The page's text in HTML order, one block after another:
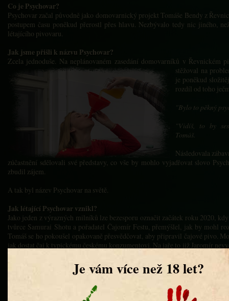
Co je Psychovar?
Psychovar začal původně jako domovarnický projekt Tomáše Bendy z
postupem času poněkud přerostl přes hlavu. Nezbývalo tedy nic jiného,
létajícího pivovaru.
Jak jsme přišli k názvu Psychovar?
Zcela jednoduše. Na neplánovaném zasedání domovarníků v Řevnickém
stěžoval na
je poněkud
rozdíl od toho
"Bylo to pěkný
"Vidíš, to by
Tomáš.
Následovala
zúčastnění sdělovali své představy, co vše by mohlo vyjadřovat slovo
zbudil zájem.
A tak byl název Psychovar na světě.
Jak létající Psychovar vznikl?
Jako jeden z výrazných milníků lze bezesporu označit začátek roku 2020,
tvůrce Samurai Shotu a pořadatel Čajomír Festu, přemýšlel, jak by mohl
Tomáš se ho pokoušel opakovaně přesvědčovat, aby připravil čajové pivo.
jak dostat čaj k typickému českému konzumentovi. Na jaře to již Jaromír
"A co kdybys to čajové pivo připravil ty? Pivo je tvá parketa, máš
support, dal bych ti i stánek na Čajomír Festu a můžeš si to